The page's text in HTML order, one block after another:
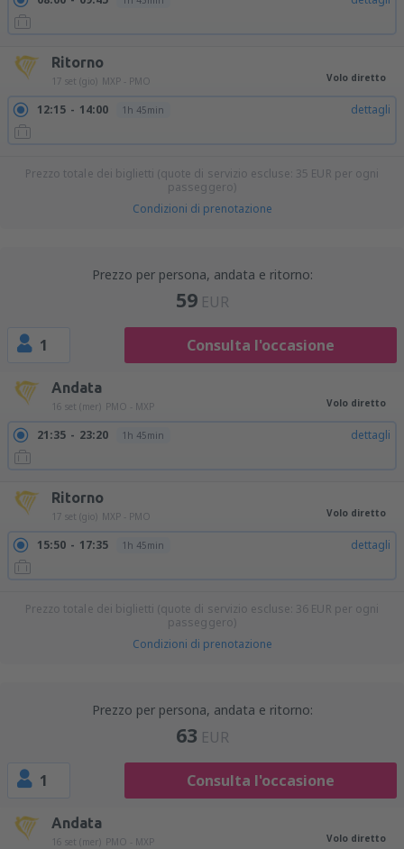
Ritorno
17 set (gio) MXP - PMO Volo diretto
12:15 14:00 1h 45min dettagli
Prezzo totale dei biglietti (quote di servizio escluse: 35 EUR per ogni
passeggero)
Condizioni di prenotazione
Prezzo per persona, andata e ritorno:
59 EUR
1 Consulta l'occasione
Andata
16 set (mer) PMO - MXP Volo diretto
21:35 23:20 1h 45min dettagli
Ritorno
17 set (gio) MXP - PMO Volo diretto
15:50 17:35 1h 45min dettagli
Prezzo totale dei biglietti (quote di servizio escluse: 36 EUR per ogni
passeggero)
Condizioni di prenotazione
Prezzo per persona, andata e ritorno:
63 EUR
1 Consulta l'occasione
Andata
16 set (mer) PMO - MXP Volo diretto